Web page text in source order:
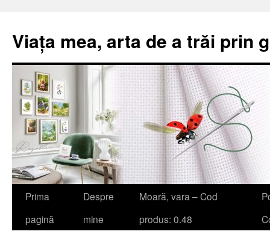
Viața mea, arta de a trăi prin
Sari
Prima
pagină
Despre
mine
Moară, vara – Cod
produs: 0.48